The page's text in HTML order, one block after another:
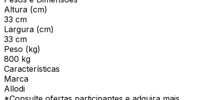
Altura (cm)
33 cm
Largura (cm)
33 cm
Peso (kg)
800 kg
Características
Marca
Allodi